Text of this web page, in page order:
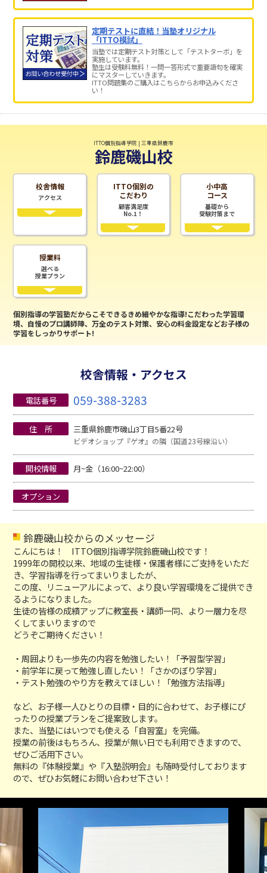
定期テストに直結！当塾オリジナル
「ITTO模試」
当塾では定期テスト対策として「テストターボ」を
実施しています。
塾生は受験料無料！一問一答形式で重要語句を確実
にマスターしていきます。
ITTO問題集のご購入はこちらからお申込みくださ
い！
ITTO個別指導学院 | 三重県鈴鹿市
鈴鹿磯山校
校舎情報
アクセス
ITTO個別の
こだわり
顧客満足度
No.1！
小中高
コース
基礎から
受験対策まで
授業料
選べる
授業プラン
個別指導の学習塾だからこそできるきめ細やかな指導!こだわった学習環
境、自慢のプロ講師陣、万全のテスト対策、安心の料金設定などお子様の
学習をしっかりサポート!
校舎情報・アクセス
電話番号 059-388-3283
住 所 三重県鈴鹿市磯山3丁目5番22号
ビデオショップ『ゲオ』の隣（国道23号線沿い）
開校情報 月~金（16:00~22:00）
オプション
鈴鹿磯山校からのメッセージ
こんにちは！ ITTO個別指導学院鈴鹿磯山校です！
1999年の開校以来、地域の生徒様・保護者様にご支持をいただ
き、学習指導を行ってまいりましたが、
この度、リニューアルによって、より良い学習環境をご提供でき
るようになりました。
生徒の皆様の成績アップに教室長・講師一同、より一層力を尽
くしてまいりますので
どうぞご期待ください！
・周囲よりも一歩先の内容を勉強したい！「予習型学習」
・前学年に戻って勉強し直したい！「さかのぼり学習」
・テスト勉強のやり方を教えてほしい！「勉強方法指導」
など、お子様一人ひとりの目標・目的に合わせて、お子様にぴ
ったりの授業プランをご提案致します。
また、当塾にはいつでも使える「自習室」を完備。
授業の前後はもちろん、授業が無い日でも利用できますので、
ぜひご活用下さい。
無料の『体験授業』や『入塾説明会』も随時受付しております
ので、ぜひお気軽にお問い合わせ下さい！